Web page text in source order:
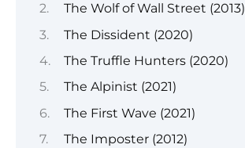
The Wolf of Wall Street (2013)
The Dissident (2020)
The Truffle Hunters (2020)
The Alpinist (2021)
The First Wave (2021)
The Imposter (2012)